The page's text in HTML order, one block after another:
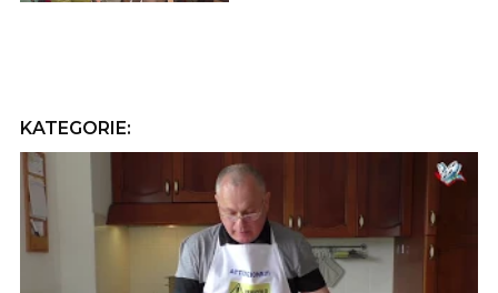
KATEGORIE: